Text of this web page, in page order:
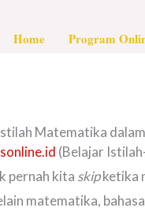
Home Program
Matematika
(Belajar
pernah kita skipketika
matematika,